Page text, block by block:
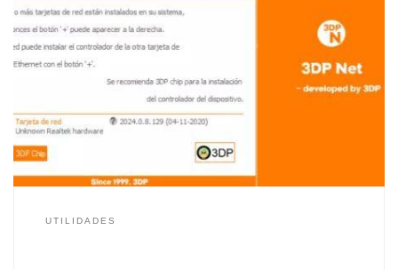
3DP Net es un instalador de drivers de tarjetas de red.
Muy recomendado porque cuando se instala un
sistema operativo Windows en un PC puede que no
tengamos conexión a Internet para poder realizar la
instalación de los drivers (controladores) y de las
actualizaciones de aplicaciones y de seguridad. Para
[…]
UTILIDADES